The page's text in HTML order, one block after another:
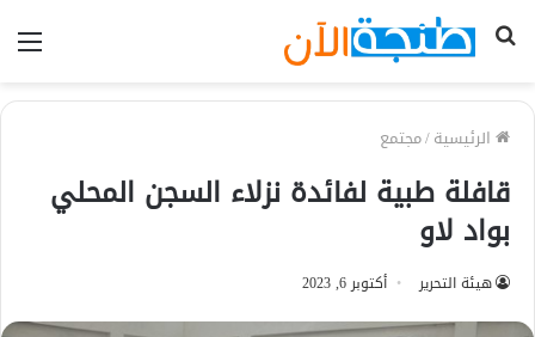
بحث
الرئيسية/مجتمع
قافلة طبية لفائدة نزلاء السجن المحلي
بواد لاو
هيئة التحرير أكتوبر 6, 2023